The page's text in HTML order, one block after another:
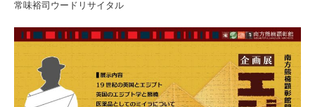
常味裕司ウードリサイタル